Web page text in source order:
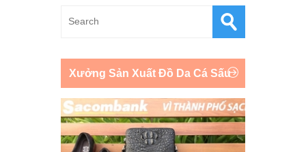
Xưởng Sản Xuất Đồ Da Cá Sấu